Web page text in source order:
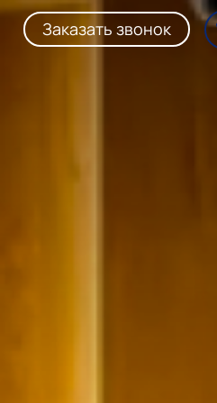
Заказать звонок